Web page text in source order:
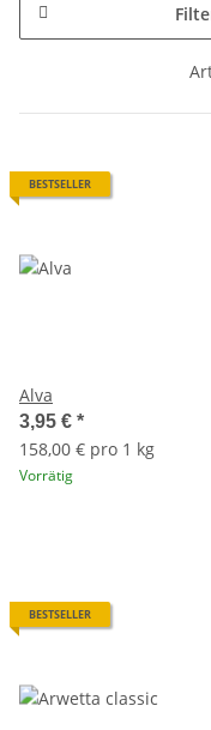
BESTSELLER
Alva
3,95 € *
158,00 € pro 1 kg
Vorrätig
BESTSELLER